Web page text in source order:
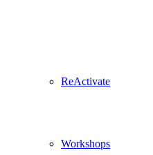
ReActivate
Workshops